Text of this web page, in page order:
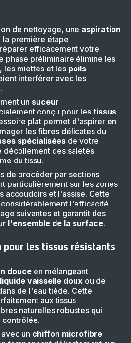
de nettoyage, une aspiration
la première étape
efficacement votre
phase préliminaire élimine les
les miettes et les poils
interférer avec les
un suceur
conçu pour les tissus
plat permet d'aspirer en
les fibres délicates du
spécialisées de votre
décollement des saletés
du tissu.
de procéder par sections
particulièrement sur les zones
accoudoirs et l'assise. Cette
l'efficacité
suivantes et garantit des
l'ensemble de la surface.
pour les tissus résistants
douce en mélangeant
liquide vaisselle doux ou de
de l'eau tiède. Cette
aux tissus
naturelles robustes qui
contrôlée.
un chiffon microfibre